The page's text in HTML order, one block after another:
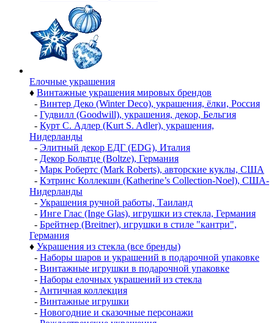
Елочные украшения
♦ Винтажные украшения мировых брендов
- Винтер Деко (Winter Deco), украшения, ёлки, Россия
- Гудвилл (Goodwill), украшения, декор, Бельгия
- Курт С. Адлер (Kurt S. Adler), украшения,
Нидерланды
- Элитный декор ЕДГ (EDG), Италия
- Декор Больтце (Boltze), Германия
- Марк Робертс (Mark Roberts), авторские куклы, США
- Кэтринс Коллекшн (Katherine’s Collection-Noel), США-
Нидерланды
- Украшения ручной работы, Таиланд
- Инге Глас (Inge Glas), игрушки из стекла, Германия
- Брейтнер (Breitner), игрушки в стиле "кантри",
Германия
♦ Украшения из стекла (все бренды)
- Наборы шаров и украшений в подарочной упаковке
- Винтажные игрушки в подарочной упаковке
- Наборы елочных украшений из стекла
- Античная коллекция
- Винтажные игрушки
- Новогодние и сказочные персонажи